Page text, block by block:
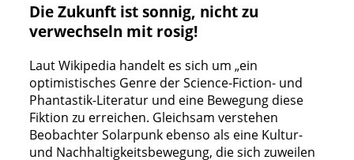
Die Zukunft ist sonnig, nicht zu
verwechseln mit rosig!
Laut Wikipedia handelt es sich um „ein
optimistisches Genre der Science-Fiction- und
Phantastik-Literatur und eine Bewegung diese
Fiktion zu erreichen. Gleichsam verstehen
Beobachter Solarpunk ebenso als eine Kultur-
und Nachhaltigkeitsbewegung, die sich zuweilen